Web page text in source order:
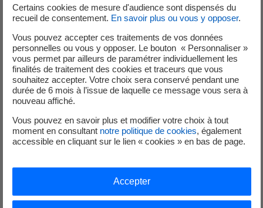
Les inscriptions aux visites sont ouvertes jusqu’au 12 juin.
L’âge minimal requis est de 12 ans.
Les visites sont gratuites.
Certains cookies de mesure d'audience sont dispensés du
recueil de consentement. En savoir plus ou vous y opposer.
Vous pouvez accepter ces traitements de vos données
personnelles ou vous y opposer. Le bouton « Personnaliser »
vous permet par ailleurs de paramétrer individuellement les
finalités de traitement des cookies et traceurs que vous
souhaitez accepter. Votre choix sera conservé pendant une
durée de 6 mois à l’issue de laquelle ce message vous sera à
nouveau affiché.
Vous pouvez en savoir plus et modifier votre choix à tout
moment en consultant notre politique de cookies, également
accessible en cliquant sur le lien « cookies » en bas de page.
Accepter